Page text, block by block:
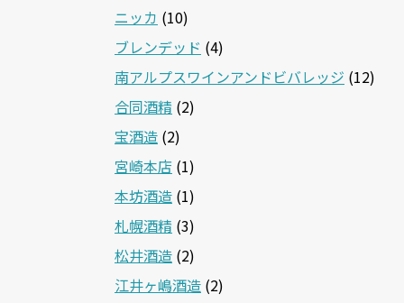
ニッカ (10)
ブレンデッド (4)
南アルプスワインアンドビバレッジ (12)
合同酒精 (2)
宝酒造 (2)
宮崎本店 (1)
本坊酒造 (1)
札幌酒精 (3)
松井酒造 (2)
江井ヶ嶋酒造 (2)